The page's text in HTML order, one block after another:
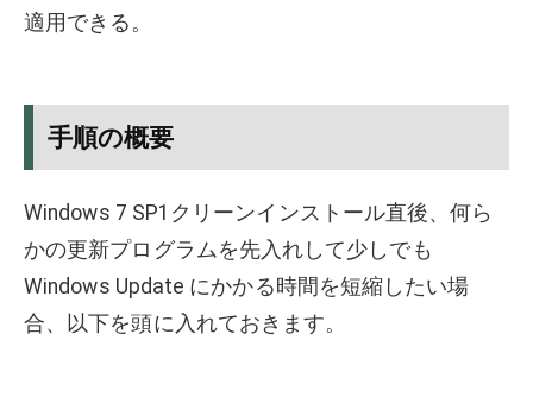
適用できる。
手順の概要
Windows 7 SP1クリーンインストール直後、何ら
かの更新プログラムを先入れして少しでも
Windows Update にかかる時間を短縮したい場
合、以下を頭に入れておきます。